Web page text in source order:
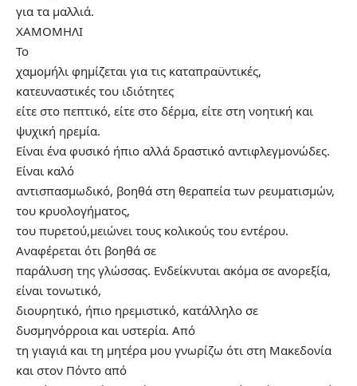
για τα μαλλιά.
ΧΑΜΟΜΗΛΙ
Το
χαμομήλι φημίζεται για τις καταπραϋντικές,
κατευναστικές του ιδιότητες
είτε στο πεπτικό, είτε στο δέρμα, είτε στη νοητική και
ψυχική ηρεμία.
Είναι ένα φυσικό ήπιο αλλά δραστικό αντιφλεγμονώδες.
Είναι καλό
αντισπασμωδικό, βοηθά στη θεραπεία των ρευματισμών,
του κρυολογήματος,
του πυρετού,μειώνει τους κολικούς του εντέρου.
Αναφέρεται ότι βοηθά σε
παράλυση της γλώσσας. Ενδείκνυται ακόμα σε ανορεξία,
είναι τονωτικό,
διουρητικό, ήπιο ηρεμιστικό, κατάλληλο σε
δυσμηνόρροια και υστερία. Από
τη γιαγιά και τη μητέρα μου γνωρίζω ότι στη Μακεδονία
και στον Πόντο από